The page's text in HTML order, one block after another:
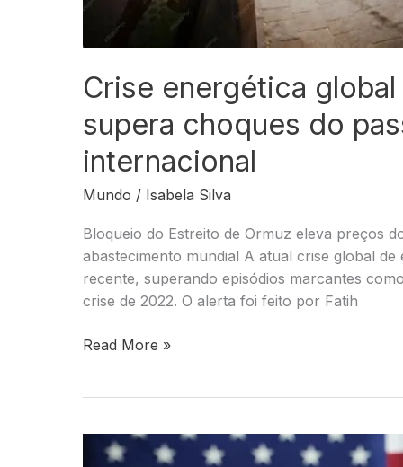
Crise energética
supera choques do
internacional
Mundo / Isabela Silva
Bloqueio do Estreito de Ormuz eleva preços
abastecimento mundial A atual crise global
recente, superando episódios marcantes
crise de 2022. O alerta foi feito por Fatih
Crise
nível
histórico
Read More »